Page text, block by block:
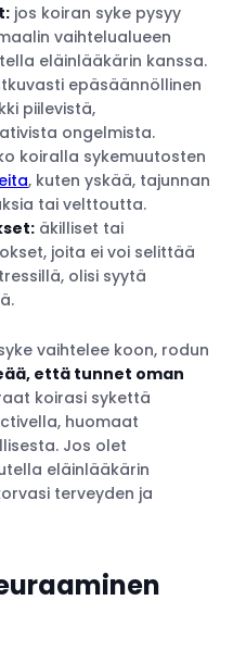
jos koiran syke pysyy
vaihtelualueen
eläinlääkärin kanssa.
epäsäännöllinen
piilevistä,
ongelmista.
koiralla sykemuutosten
, kuten yskää, tajunnan
tai velttoutta.
äkilliset tai
joita ei voi selittää
olisi syytä
vaihtelee koon, rodun
että tunnet oman
koirasi sykettä
huomaat
Jos olet
eläinlääkärin
terveyden ja